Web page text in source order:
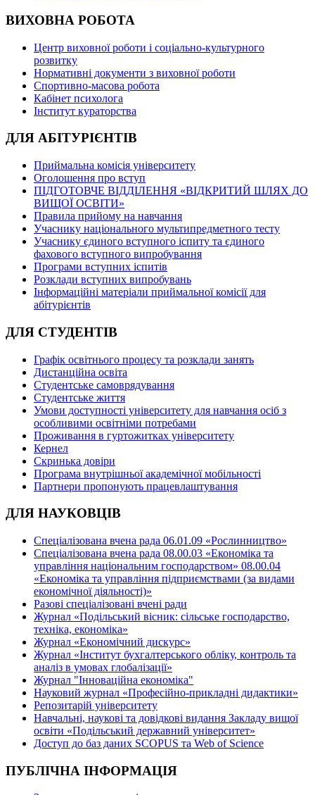
ВИХОВНА РОБОТА
Центр виховної роботи і соціально-культурного
розвитку
Нормативні документи з виховної роботи
Спортивно-масова робота
Кабінет психолога
Інститут кураторства
ДЛЯ АБІТУРІЄНТІВ
Приймальна комісія університету
Оголошення про вступ
ПІДГОТОВЧЕ ВІДДІЛЕННЯ «ВІДКРИТИЙ ШЛЯХ ДО
ВИЩОЇ ОСВІТИ»
Правила прийому на навчання
Учаснику національного мультипредметного тесту
Учаснику єдиного вступного іспиту та єдиного
фахового вступного випробування
Програми вступних іспитів
Розклади вступних випробувань
Інформаційні матеріали приймальної комісії для
абітурієнтів
ДЛЯ СТУДЕНТІВ
Графік освітнього процесу та розклади занять
Дистанційна освіта
Студентське самоврядування
Студентське життя
Умови доступності університету для навчання осіб з
особливими освітніми потребами
Проживання в гуртожитках університету
Кернел
Скринька довіри
Програма внутрішньої академічної мобільності
Партнери пропонують працевлаштування
ДЛЯ НАУКОВЦІВ
Спеціалізована вчена рада 06.01.09 «Рослинництво»
Спеціалізована вчена рада 08.00.03 «Економіка та
управління національним господарством» 08.00.04
«Економіка та управління підприємствами (за видами
економічної діяльності)»
Разові спеціалізовані вчені ради
Журнал «Подільський вісник: сільське господарство,
техніка, економіка»
Журнал «Економічний дискурс»
Журнал «Інститут бухгалтерського обліку, контроль та
аналіз в умовах глобалізації»
Журнал "Інноваційна економіка"
Науковий журнал «Професійно-прикладні дидактики»
Репозитарій університету
Навчальні, наукові та довідкові видання Закладу вищої
освіти «Подільський державний університет»
Доступ до баз даних SCOPUS та Web of Science
ПУБЛІЧНА ІНФОРМАЦІЯ